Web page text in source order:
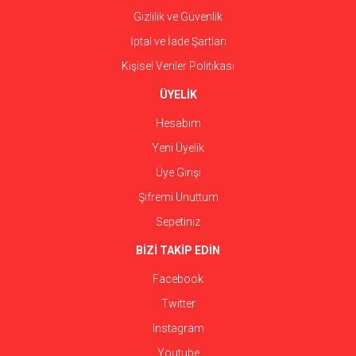
Gizlilik ve Güvenlik
İptal ve İade Şartları
Kişisel Veriler Politikası
ÜYELİK
Hesabım
Yeni Üyelik
Üye Girişi
Şifremi Unuttum
Sepetiniz
BİZİ TAKİP EDİN
Facebook
Twitter
Instagram
Youtube